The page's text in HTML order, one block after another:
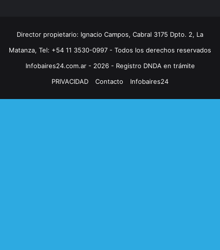
Director propietario: Ignacio Campos, Cabral 3175 Dpto. 2, La
Matanza, Tel: +54 11 3530-0997 - Todos los derechos reservados
Infobaires24.com.ar - 2026 - Registro DNDA en trámite
PRIVACIDAD
Contacto Infobaires24